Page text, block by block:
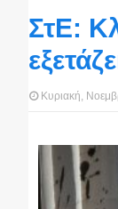
ΣτΕ:
Κυριακή,